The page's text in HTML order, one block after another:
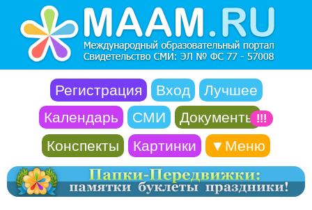
Регистрация Вход
Лучшее
Календарь
СМИ Документы !!!
Конспекты Картинки ▼Меню